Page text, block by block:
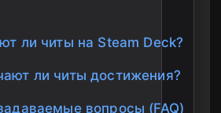
ли читы на Steam Deck?
ли читы достижения?
вопросы (FAQ)